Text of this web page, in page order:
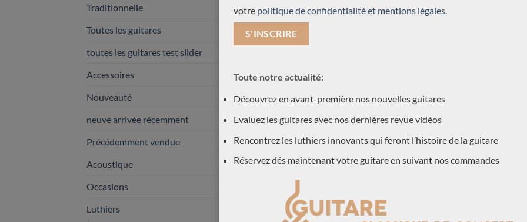
Traditionnelle (30)
Toutes les guitares (34)
toutes les guitares test slider
Accessoires (1)
Nouveauté (3)
neuve arrivée récemment (15)
Précédemment vendue (570)
Acoustique (1)
Occasions
Luthiers
Andreas Madimenos lattice 2026 n°
votre politique de confidentialité et mentions légales.
Toute notre actualité:
Découvrez en avant-première nos nouvelles guitares
Evaluez les guitares avec nos dernières revue vidéos
Rencontrez les luthiers innovants qui feront l’histoire de la guitare
Réservez dés maintenant votre guitare en suivant nos commandes